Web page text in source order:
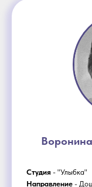
Студия - "Улыбка"
Направление -